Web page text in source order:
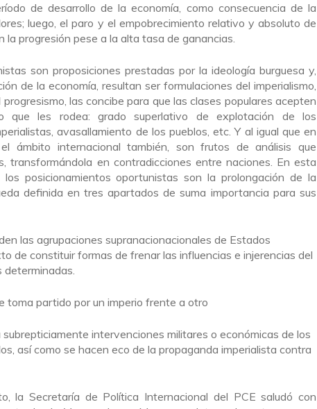
de desarrollo de la economía, como consecuencia de la
luego, el paro y el empobrecimiento relativo y absoluto de
la progresión pese a la alta tasa de ganancias.
son proposiciones prestadas por la ideología burguesa y,
de la economía, resultan ser formulaciones del imperialismo,
las concibe para que las clases populares acepten
que les rodea: grado superlativo de explotación de los
avasallamiento de los pueblos, etc. Y al igual que en
ámbito internacional también, son frutos de análisis que
transformándola en contradicciones entre naciones. En esta
posicionamientos oportunistas son la prolongación de la
definida en tres apartados de suma importancia para sus
las agrupaciones supranacionacionales de Estados
de constituir formas de frenar las influencias e injerencias del
determinadas.
toma partido por un imperio frente a otro
subrepticiamente intervenciones militares o económicas de los
así como se hacen eco de la propaganda imperialista contra
la Secretaría de Política Internacional del PCE saludó con